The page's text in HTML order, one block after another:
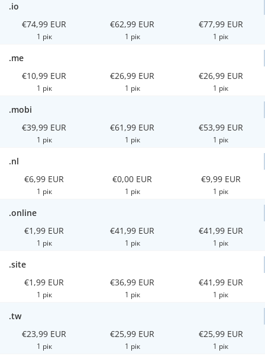
.io
€74,99 EUR
1 рік
€62,99 EUR
1 рік
€77,99 EUR
1 рік
.me
€10,99 EUR
1 рік
€26,99 EUR
1 рік
€26,99 EUR
1 рік
.mobi
€39,99 EUR
1 рік
€61,99 EUR
1 рік
€53,99 EUR
1 рік
.nl
€6,99 EUR
1 рік
€0,00 EUR
1 рік
€9,99 EUR
1 рік
.online
€1,99 EUR
1 рік
€41,99 EUR
1 рік
€41,99 EUR
1 рік
.site
€1,99 EUR
1 рік
€36,99 EUR
1 рік
€41,99 EUR
1 рік
.tw
€23,99 EUR
1 рік
€25,99 EUR
1 рік
€25,99 EUR
1 рік